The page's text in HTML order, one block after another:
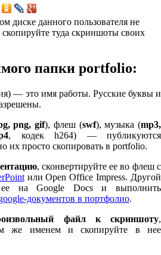
диске данного пользователя не
скопируйте туда скриншоты своих
папки port­fo­lio:
— это имя работы. Русские буквы и
png, gif), флеш (swf), музыка (mp3,
4, кодек h264) — публикуются
их просто скопировать в port­fo­lio.
, сконвертируйте ее во флеш с
или Open Office Impress. Другой
на Google Docs и выполнить
документов в портфолио.
файл к скриншоту,
же именем и скопируйте в нее